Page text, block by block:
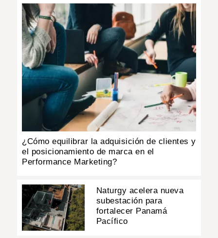
¿Cómo equilibrar la adquisición de clientes y
el posicionamiento de marca en el
Performance Marketing?
Naturgy acelera nueva
subestación para
fortalecer Panamá
Pacífico